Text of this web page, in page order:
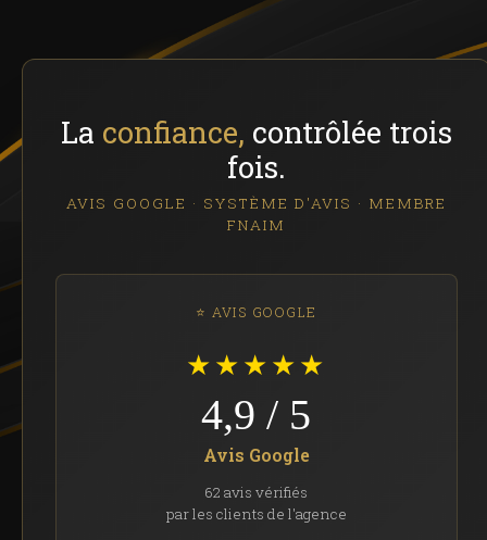
La confiance, contrôlée trois
fois.
AVIS GOOGLE · SYSTÈME D'AVIS · MEMBRE
FNAIM
⭐ AVIS GOOGLE
★★★★★
4,9 / 5
Avis Google
62 avis vérifiés
par les clients de l'agence